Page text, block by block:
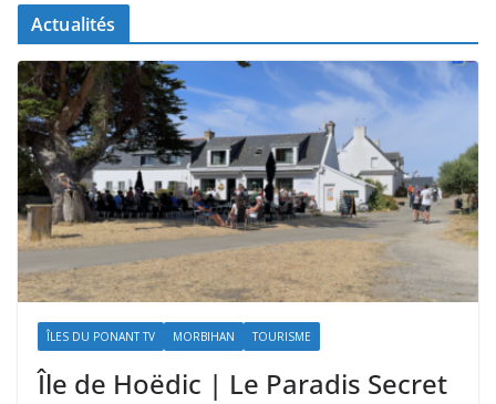
Actualités
ÎLES DU PONANT TV MORBIHAN TOURISME
Île de Hoëdic | Le Paradis Secret